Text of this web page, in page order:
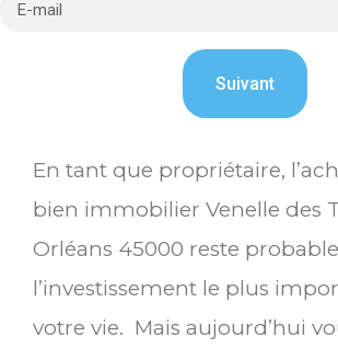
En tant que propriétaire,
bien immobilier Venelle des
Orléans 45000 reste
l’investissement le plus
votre vie. Mais aujourd’hui